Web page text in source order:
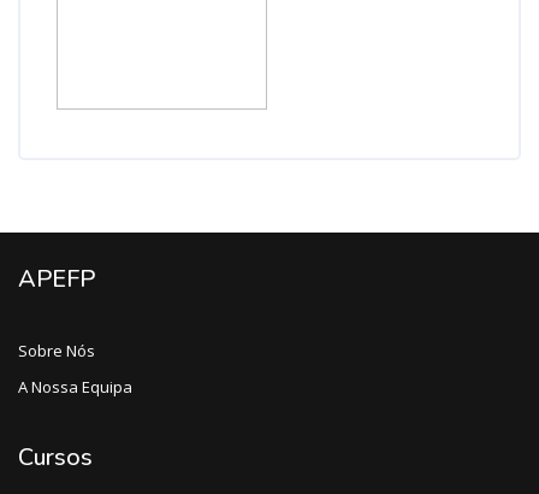
APEFP
Sobre Nós
A Nossa Equipa
Cursos